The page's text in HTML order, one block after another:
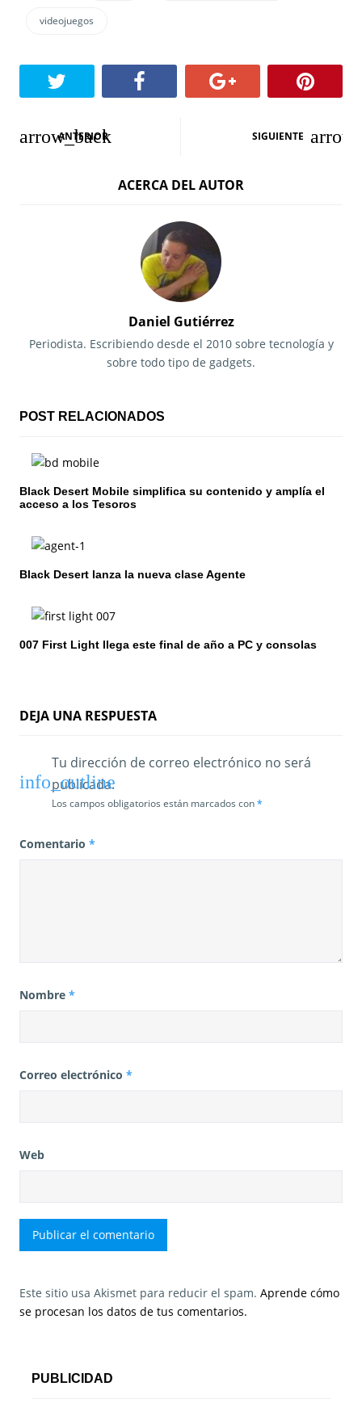
videojuegos
N
n
e
e
n
t
a
d
s
ANTERIOR SIGUIENTE
ACERCA DEL AUTOR
Daniel Gutiérrez
Periodista. Escribiendo desde el 2010 sobre tecnología y
sobre todo tipo de gadgets.
POST RELACIONADOS
Black Desert Mobile simplifica su contenido y amplía el
acceso a los Tesoros
Black Desert lanza la nueva clase Agente
007 First Light llega este final de año a PC y consolas
DEJA UNA RESPUESTA
Tu dirección de correo electrónico no será
publicada.
Los campos obligatorios están marcados con*
Comentario *
Nombre *
Correo electrónico *
Web
Este sitio usa Akismet para reducir el spam. Aprende cómo
se procesan los datos de tus comentarios.
PUBLICIDAD